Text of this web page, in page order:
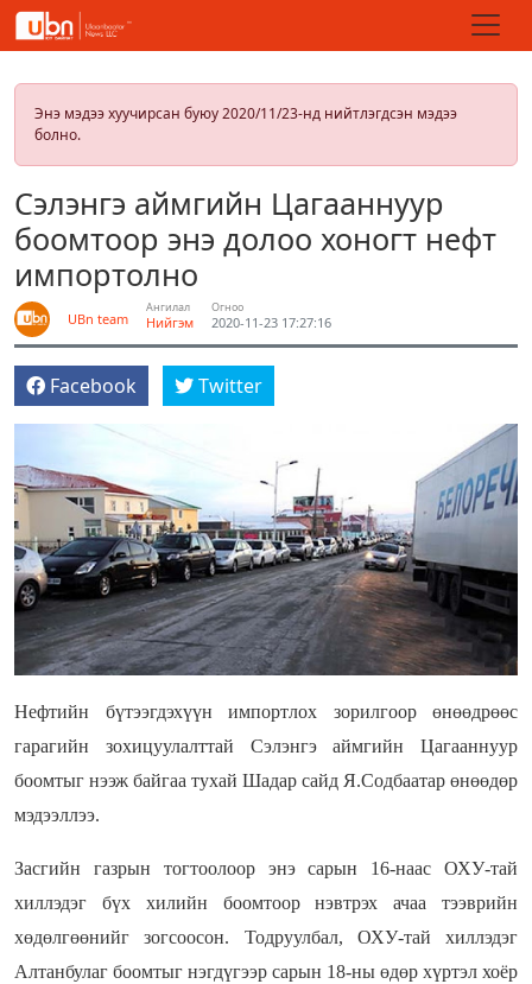
Энэ мэдээ хуучирсан буюу 2020/11/23-нд нийтлэгдсэн мэдээ
болно.
Сэлэнгэ аймгийн Цагааннуур
боомтоор энэ долоо хоногт нефт
импортолно
UBn team
Ангилал
Нийгэм
Огноо
2020-11-23 17:27:16
Facebook Twitter
Нефтийн бүтээгдэхүүн импортлох зорилгоор өнөөдрөөс
гарагийн зохицуулалттай Сэлэнгэ аймгийн Цагааннуур
боомтыг нээж байгаа тухай Шадар сайд Я.Содбаатар өнөөдөр
мэдээллээ.
Засгийн газрын тогтоолоор энэ сарын 16-наас ОХУ-тай
хиллэдэг бүх хилийн боомтоор нэвтрэх ачаа тээврийн
хөдөлгөөнийг зогсоосон. Тодруулбал, ОХУ-тай хиллэдэг
Алтанбулаг боомтыг нэгдүгээр сарын 18-ны өдөр хүртэл хоёр